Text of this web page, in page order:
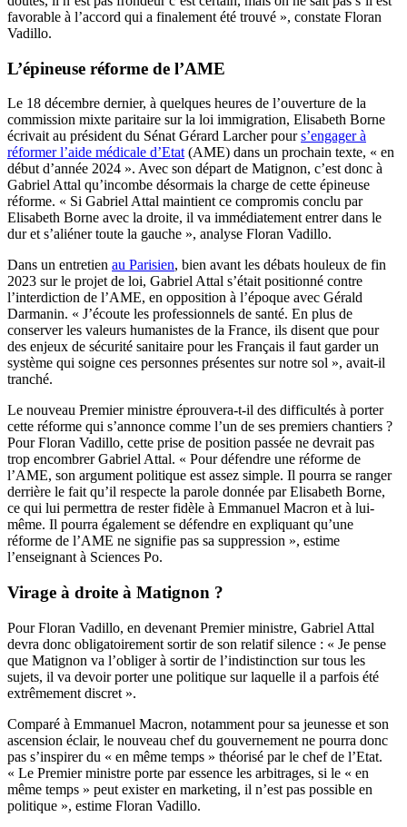
favorable à l’accord qui a finalement été trouvé », constate Floran
Vadillo.
L’épineuse réforme de l’AME
Le 18 décembre dernier, à quelques heures de l’ouverture de la
commission mixte paritaire sur la loi immigration, Elisabeth Borne
écrivait au président du Sénat Gérard Larcher pours’engager à
réformer l’aide médicale d’Etat (AME) dans un prochain texte, « en
début d’année 2024 ». Avec son départ de Matignon, c’est donc à
Gabriel Attal qu’incombe désormais la charge de cette épineuse
réforme. « Si Gabriel Attal maintient ce compromis conclu par
Elisabeth Borne avec la droite, il va immédiatement entrer dans le
dur et s’aliéner toute la gauche », analyse Floran Vadillo.
Dans un entretien au Parisien, bien avant les débats houleux de fin
2023 sur le projet de loi, Gabriel Attal s’était positionné contre
l’interdiction de l’AME, en opposition à l’époque avec Gérald
Darmanin. « J’écoute les professionnels de santé. En plus de
conserver les valeurs humanistes de la France, ils disent que pour
des enjeux de sécurité sanitaire pour les Français il faut garder un
système qui soigne ces personnes présentes sur notre sol », avait-il
tranché.
Le nouveau Premier ministre éprouvera-t-il des difficultés à porter
cette réforme qui s’annonce comme l’un de ses premiers chantiers ?
Pour Floran Vadillo, cette prise de position passée ne devrait pas
trop encombrer Gabriel Attal. « Pour défendre une réforme de
l’AME, son argument politique est assez simple. Il pourra se ranger
derrière le fait qu’il respecte la parole donnée par Elisabeth Borne,
ce qui lui permettra de rester fidèle à Emmanuel Macron et à lui-
même. Il pourra également se défendre en expliquant qu’une
réforme de l’AME ne signifie pas sa suppression », estime
l’enseignant à Sciences Po.
Virage à droite à Matignon ?
Pour Floran Vadillo, en devenant Premier ministre, Gabriel Attal
devra donc obligatoirement sortir de son relatif silence : « Je pense
que Matignon va l’obliger à sortir de l’indistinction sur tous les
sujets, il va devoir porter une politique sur laquelle il a parfois été
extrêmement discret ».
Comparé à Emmanuel Macron, notamment pour sa jeunesse et son
ascension éclair, le nouveau chef du gouvernement ne pourra donc
pas s’inspirer du « en même temps » théorisé par le chef de l’Etat.
« Le Premier ministre porte par essence les arbitrages, si le « en
même temps » peut exister en marketing, il n’est pas possible en
politique », estime Floran Vadillo.